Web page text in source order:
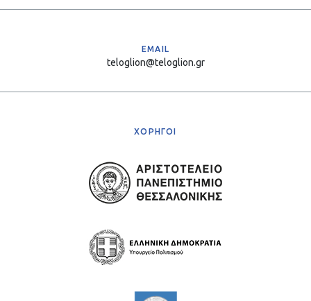
EMAIL
teloglion@teloglion.gr
ΧΟΡΗΓΟΙ